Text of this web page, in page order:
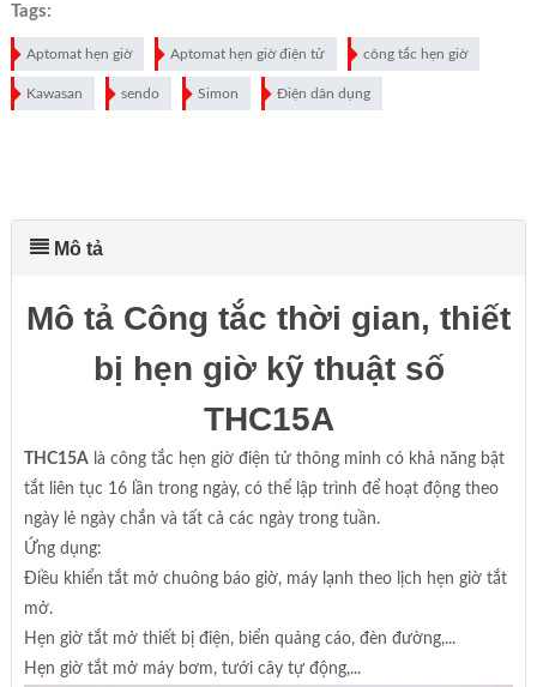
Tags:
Aptomat hẹn giờ Aptomat hẹn giờ điện tử công tắc hẹn giờ
Kawasan sendo Simon Điện dân dụng
Mô tả
Mô tả Công tắc thời gian, thiết
bị hẹn giờ kỹ thuật số
THC15A
THC15Alà công tắc hẹn giờ điện tử thông minh có khả năng bật
tắt liên tục 16 lần trong ngày, có thể lập trình để hoạt động theo
ngày lẻ ngày chắn và tất cả các ngày trong tuần.
Ứng dụng:
Điều khiển tắt mở chuông báo giờ, máy lạnh theo lịch hẹn giờ tắt
mở.
Hẹn giờ tắt mở thiết bị điện, biển quảng cáo, đèn đường,...
Hẹn giờ tắt mở máy bơm, tưới cây tự động,...